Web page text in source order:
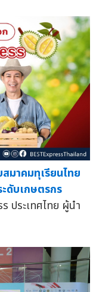
มาคมทุเรียนไทย
ดับเกษตรกร
ประเทศไทย ผู้นำ